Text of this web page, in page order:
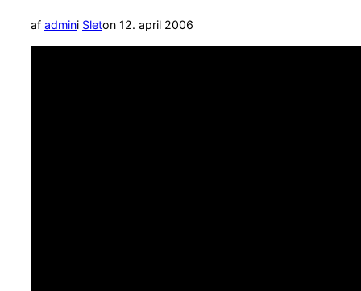
af admini Sleton Udgivet
d.
12. april 2006